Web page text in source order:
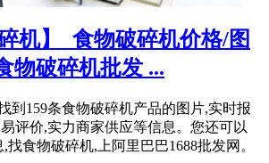
机】_食物破碎机价格/图
物破碎机批发 ...
到159条食物破碎机产品的图片,实时报
评价,实力商家供应等信息。您还可以
找食物破碎机,上阿里巴巴1688批发网。